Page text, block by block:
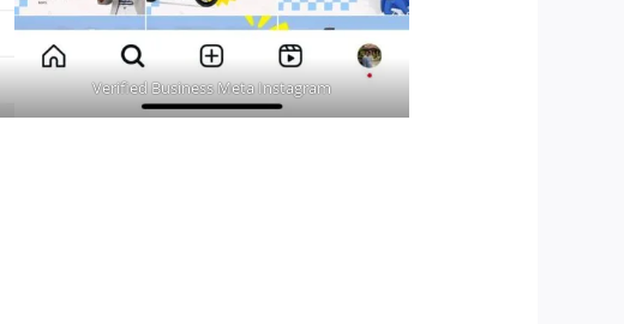
Verified Business Meta Instagram